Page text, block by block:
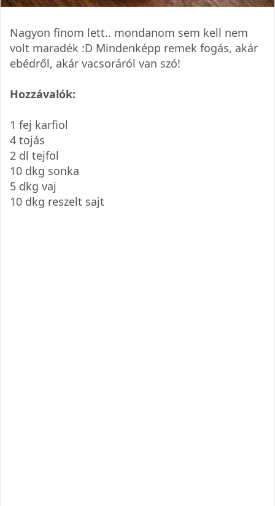
Nagyon finom lett.. mondanom sem kell nem
volt maradék :D Mindenképp remek fogás, akár
ebédről, akár vacsoráról van szó!
Hozzávalók:
1 fej karfiol
4 tojás
2 dl tejföl
10 dkg sonka
5 dkg vaj
10 dkg reszelt sajt